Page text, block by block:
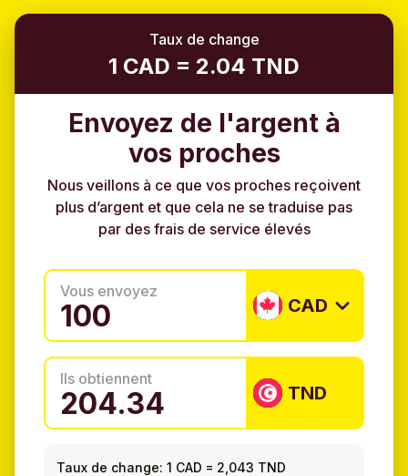
Taux de change
1 CAD = 2.04 TND
Envoyez de l'argent à
vos proches
Nous veillons à ce que vos proches reçoivent
plus d’argent et que cela ne se traduise pas
par des frais de service élevés
Vous envoyez
CAD
Ils obtiennent
TND
Taux de change: 1 CAD = 2,043 TND